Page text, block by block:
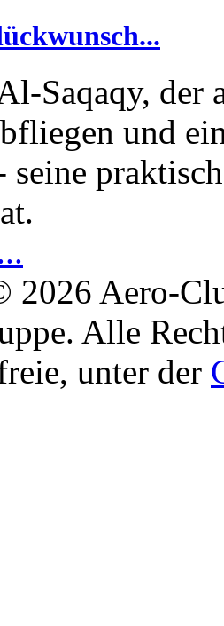
Saqaqy, der
und
seine
2026 Aero-
Alle
unter der